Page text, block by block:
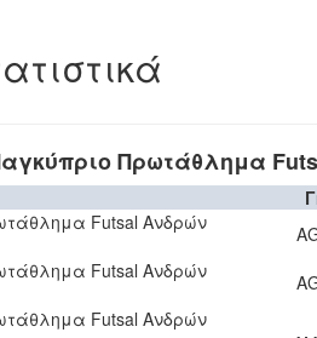
Πρωτάθλημα
Futsal Ανδρών
Futsal Ανδρών
Futsal Ανδρών